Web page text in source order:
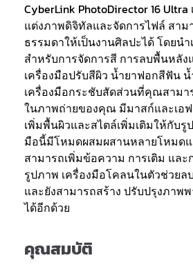
CyberLink PhotoDirector 16
แต่งภาพดิจิทัลและจัดการไฟล์ สาม
ธรรมดาให้เป็นงานศิลปะได้ โดยนำ
สำหรับการจัดการสี การลบพื้นหลัง
เครื่องมือปรับสีผิว น้ำยาฟอกสีฟัน น้
เครื่องมือกระชับสัดส่วนที่คุณสามา
ในภาพถ่ายของคุณ มีมาสก์และเอฟ
เพิ่มพื้นผิวและสไตล์เพิ่มเติมให้กับ
มือนี้มีโหมดผสมผสานหลายโหมด
สามารถเพิ่มข้อความ การเติม และ
รูปภาพ เครื่องมือโคลนในตัวช่วยล
และยังสามารถสร้าง ปรับปรุงภาพ
ได้อีกด้วย
คุณสมบัติ